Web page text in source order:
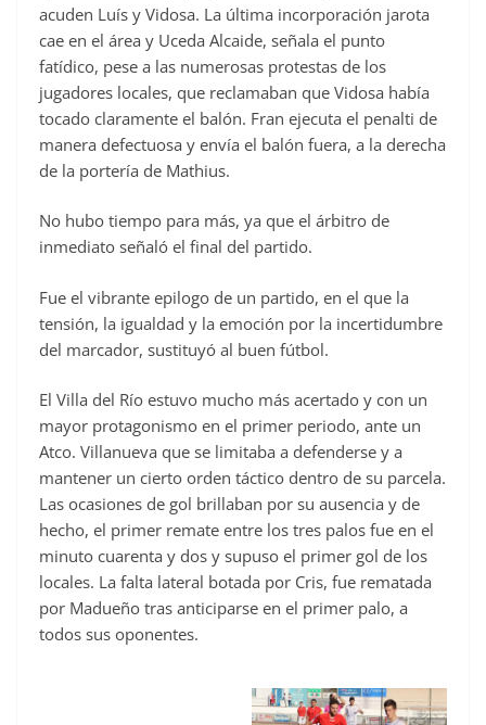
acuden Luís y Vidosa. La última incorporación jarota
cae en el área y Uceda Alcaide, señala el punto
fatídico, pese a las numerosas protestas de los
jugadores locales, que reclamaban que Vidosa había
tocado claramente el balón. Fran ejecuta el penalti de
manera defectuosa y envía el balón fuera, a la derecha
de la portería de Mathius.
No hubo tiempo para más, ya que el árbitro de
inmediato señaló el final del partido.
Fue el vibrante epilogo de un partido, en el que la
tensión, la igualdad y la emoción por la incertidumbre
del marcador, sustituyó al buen fútbol.
El Villa del Río estuvo mucho más acertado y con un
mayor protagonismo en el primer periodo, ante un
Atco. Villanueva que se limitaba a defenderse y a
mantener un cierto orden táctico dentro de su parcela.
Las ocasiones de gol brillaban por su ausencia y de
hecho, el primer remate entre los tres palos fue en el
minuto cuarenta y dos y supuso el primer gol de los
locales. La falta lateral botada por Cris, fue rematada
por Madueño tras anticiparse en el primer palo, a
todos sus oponentes.